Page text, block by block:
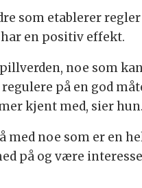
som etablerer
en positiv effekt.
noe som
på en god
kjent med, sier hun.
med noe som er en
på og være